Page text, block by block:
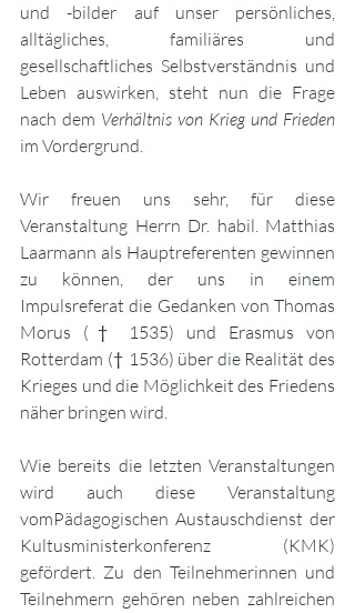
und -bilder auf unser persönliches,
alltägliches, familiäres und
gesellschaftliches Selbstverständnis und
Leben auswirken, steht nun die Frage
nach dem
im Vordergrund.
Wir freuen uns sehr, für diese
Veranstaltung Herrn Dr. habil. Matthias
Laarmann als Hauptreferenten gewinnen
zu können, der uns in einem
Impulsreferat die Gedanken von Thomas
Morus († 1535) und Erasmus von
Rotterdam († 1536) über die Realität des
Krieges und die Möglichkeit des Friedens
näher bringen wird.
Wie bereits die letzten Veranstaltungen
wird auch diese Veranstaltung
vomPädagogischen Austauschdienst der
Kultusministerkonferenz (KMK)
gefördert. Zu den Teilnehmerinnen und
Teilnehmern gehören neben zahlreichen